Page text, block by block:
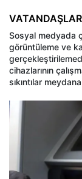
Sosyal medyada
görüntüleme ve
cihazlarının
sıkıntılar